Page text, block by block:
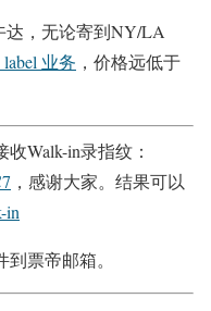
达，无论寄到NY/LA
label 业务 ，价格远低于
Walk-in录指纹：
，感谢大家。结果可以
in
票帝邮箱。